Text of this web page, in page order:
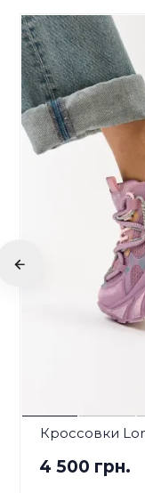
Кроссовки
4 500 грн.